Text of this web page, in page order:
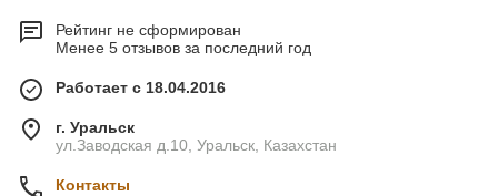
Рейтинг не сформирован
Менее 5 отзывов за последний год
Работает с 18.04.2016
г. Уральск
ул.Заводская д.10, Уральск, Казахстан
Контакты